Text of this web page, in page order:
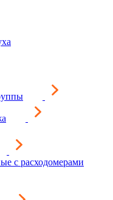
с расходомерами